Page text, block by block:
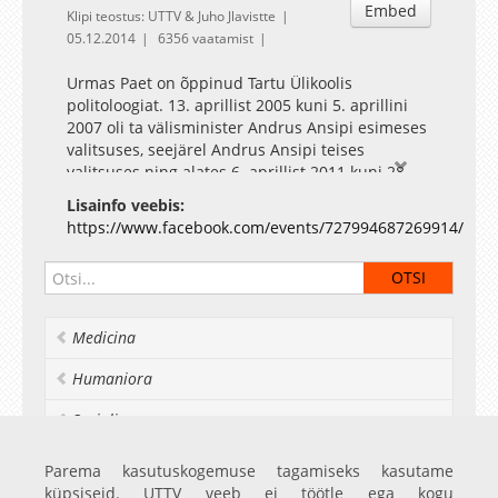
Embed
Klipi teostus: UTTV & Juho Jlavistte
05.12.2014
6356 vaatamist
Urmas Paet on õppinud Tartu Ülikoolis
politoloogiat. 13. aprillist 2005 kuni 5. aprillini
2007 oli ta välisminister Andrus Ansipi esimeses
valitsuses, seejärel Andrus Ansipi teises
valitsuses ning alates 6. aprillist 2011 kuni 28.
märtsini 2014 Andrus Ansipi kolmandas
valitsuses. Seejärel oli ta kuni 3. novembrini
2014 välisminister Taavi Rõivase valitsuses. 3.
novembril 2014 kinnitati Urmas Paet Euroopa
Parlamendi liikmeks. Temast sai Euroopa
asendusliige. Üritust viib läbi Silja Vurma
Lisainfo veebis:
https://www.facebook.com/events/727994687269914/
Medicina
Humaniora
Socialia
Realia et naturalia
Parema kasutuskogemuse tagamiseks kasutame
küpsiseid. UTTV veeb ei töötle ega kogu